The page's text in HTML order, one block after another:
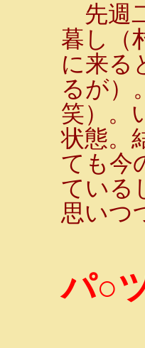
先週
暮し（
に来る
るが）
笑）。
状態。
ても今
ている
思いつ
パ○